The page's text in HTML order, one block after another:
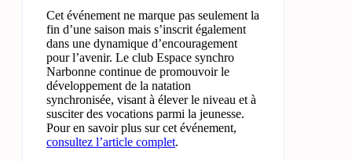
Cet événement ne marque pas seulement la
fin d’une saison mais s’inscrit également
dans une dynamique d’encouragement
pour l’avenir. Le club Espace synchro
Narbonne continue de promouvoir le
développement de la natation
synchronisée, visant à élever le niveau et à
susciter des vocations parmi la jeunesse.
Pour en savoir plus sur cet événement,
consultez l’article complet.